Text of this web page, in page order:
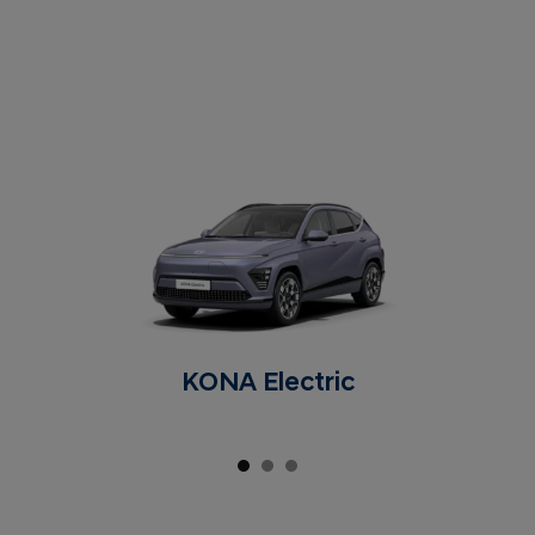
KONA Electric